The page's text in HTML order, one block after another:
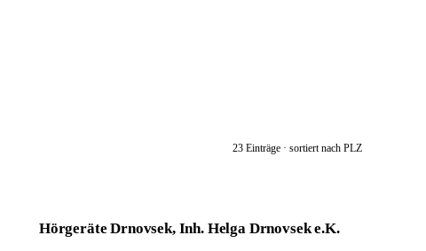
23 Einträge · sortiert nach PLZ
Hörgeräte Drnovsek, Inh. Helga Drnovsek e.K.